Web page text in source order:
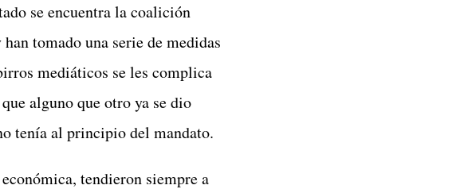
se encuentra la coalición
tomado una serie de medidas
mediáticos se les complica
alguno que otro ya se dio
tenía al principio del mandato.
tendieron siempre a